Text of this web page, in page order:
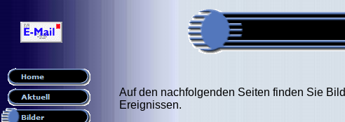
Auf den nachfolgenden Seiten finden Sie
Ereignissen.